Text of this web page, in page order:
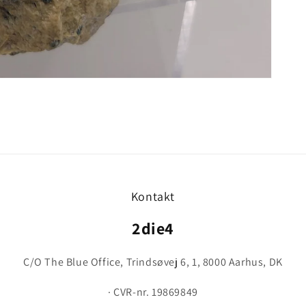
Kontakt
2die4
C/O The Blue Office, Trindsøvej 6, 1, 8000 Aarhus, DK
· CVR-nr. 19869849